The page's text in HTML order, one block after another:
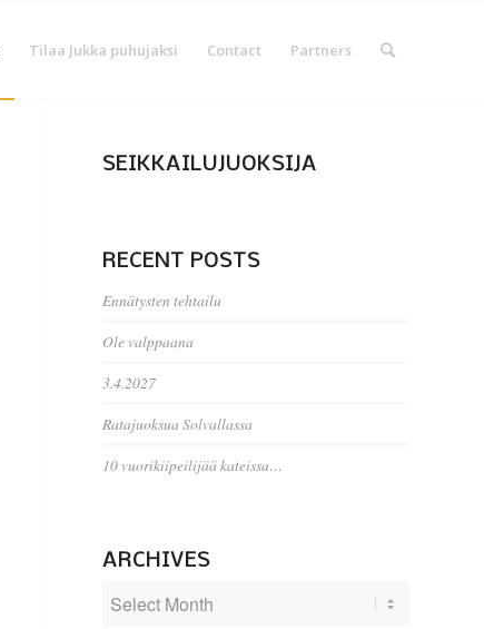
Tilaa Jukka puhujaksi Contact Partners
SEIKKAILUJUOKSIJA
RECENT POSTS
Ennätysten tehtailu
Ole valppaana
3.4.2027
Ratajuoksua Solvallassa
10 vuorikiipeilijää kateissa…
ARCHIVES